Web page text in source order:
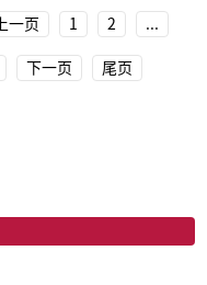
上一页 1 2
下一页 尾页